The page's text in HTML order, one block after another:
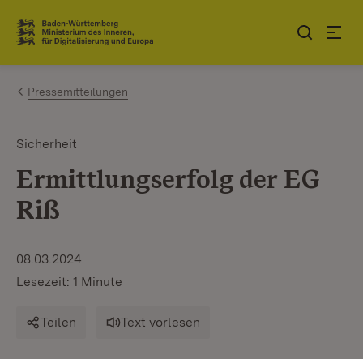
Zum Inhalt springen
Link zur Startseite
Pressemitteilungen
Sicherheit
Ermittlungserfolg der EG
Riß
08.03.2024
Lesezeit: 1 Minute
Teilen Text vorlesen